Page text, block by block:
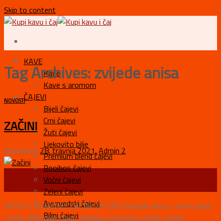
Skip to content
KAVE
Kave
Kave s aromom
ČAJEVI
Bijeli čajevi
Crni čajevi
Žuti čajevi
Ljekovito bilje
Premium blend čajevi
Rooibos čajevi
Voćni čajevi
Zeleni čajevi
Ayurvedski čajevi
Biljni čajevi
Tag Archives:zvijede anisa
NOVOSTI
ZAČINI
Objavljeno 28. travnja 2021.Admin 2
NOVO U PONUDI!!! ZAČINI ZA GIN (zvijezde anisa, crveni papar
u zrnu, limunska trava, hibiskus, borovica, cimet u kori)